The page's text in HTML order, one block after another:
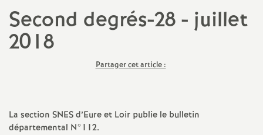
a
a
Second degrés-28 - juillet
2018
Partager cet article :
La section SNES d’Eure et Loir publie le bulletin
départemental N°112.